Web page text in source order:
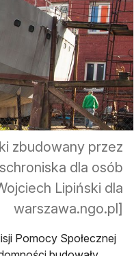
zbudowany przez
dla osób
Lipiński dla
warszawa.ngo.pl]
Pomocy Społecznej